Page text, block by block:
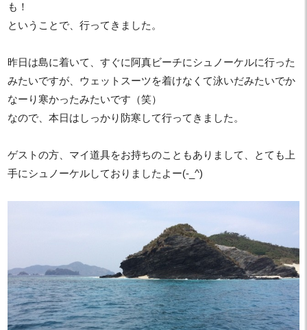
も！
ということで、行ってきました。
昨日は島に着いて、すぐに阿真ビーチにシュノーケルに行った
みたいですが、ウェットスーツを着けなくて泳いだみたいでか
なーり寒かったみたいです（笑）
なので、本日はしっかり防寒して行ってきました。
ゲストの方、マイ道具をお持ちのこともありまして、とても上
手にシュノーケルしておりましたよー(-_^)